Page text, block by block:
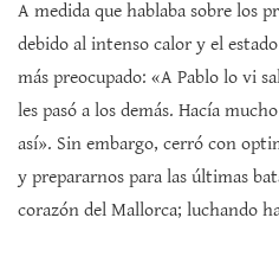
A medida que hablaba sobre los
debido al intenso calor y el
más preocupado: «A Pablo lo vi
les pasó a los demás. Hacía
así». Sin embargo, cerró con
y prepararnos para las últimas
corazón del Mallorca; luchando